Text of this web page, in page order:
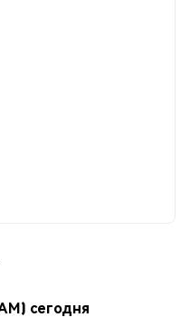
сегодня